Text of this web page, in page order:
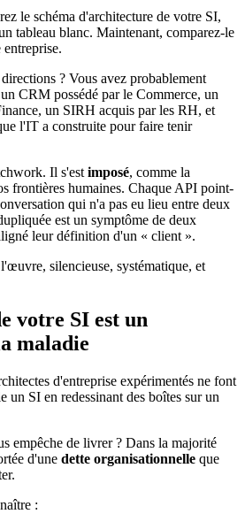
le schéma d'architecture de votre SI,
tableau blanc. Maintenant, comparez-le
? Vous avez probablement
CRM possédé par le Commerce, un
un SIRH acquis par les RH, et
l'IT a construite pour faire tenir
Il s'est imposé, comme la
frontières humaines. Chaque API point-
qui n'a pas eu lieu entre deux
est un symptôme de deux
leur définition d'un « client ».
silencieuse, systématique, et
votre SI est un
maladie
d'entreprise expérimentés ne font
SI en redessinant des boîtes sur un
empêche de livrer ? Dans la majorité
d'une dette organisationnelle que
: